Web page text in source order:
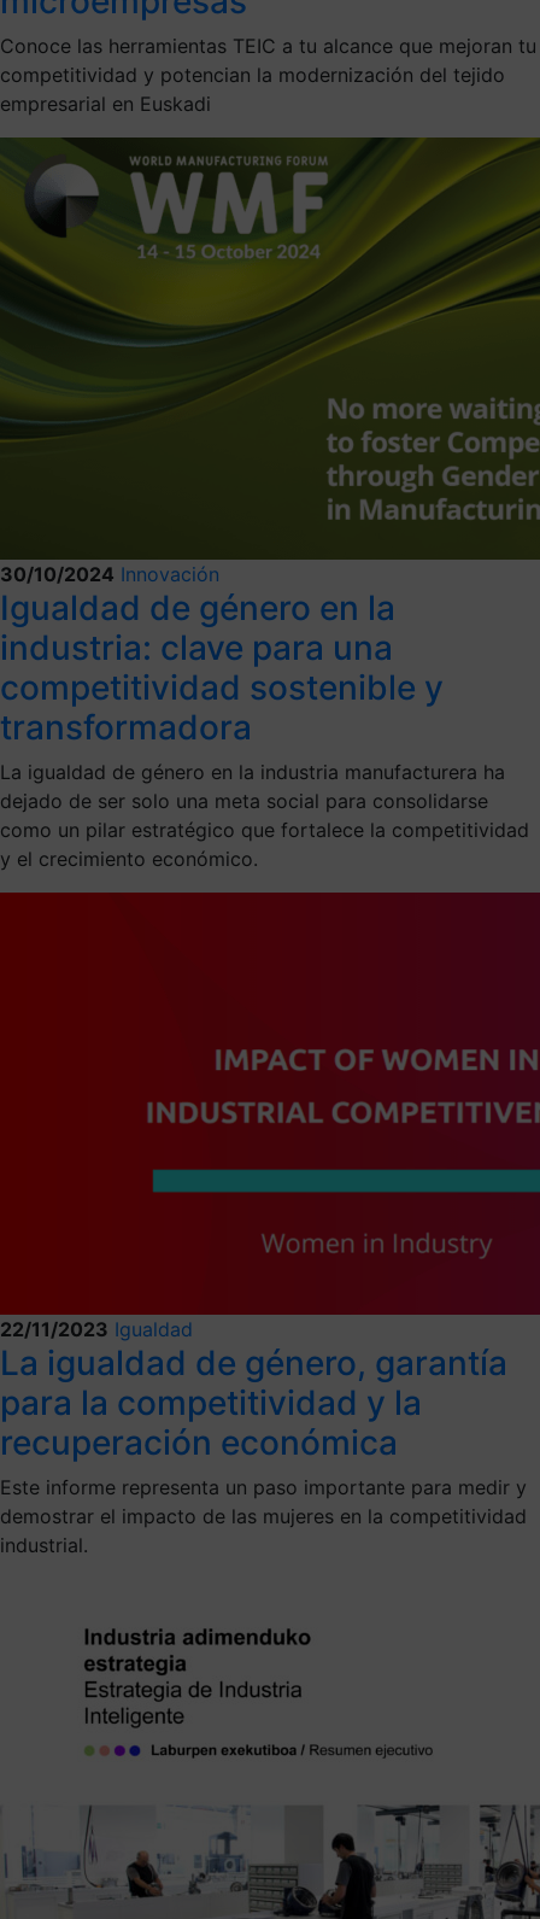
Conoce las herramientas TEIC a tu alcance que mejoran tu
competitividad y potencian la modernización del tejido
empresarial en Euskadi
30/10/2024 Innovación
Igualdad de género en la
industria: clave para una
competitividad sostenible y
transformadora
La igualdad de género en la industria manufacturera ha
dejado de ser solo una meta social para consolidarse
como un pilar estratégico que fortalece la competitividad
y el crecimiento económico.
22/11/2023 Igualdad
La igualdad de género, garantía
para la competitividad y la
recuperación económica
Este informe representa un paso importante para medir y
demostrar el impacto de las mujeres en la competitividad
industrial.